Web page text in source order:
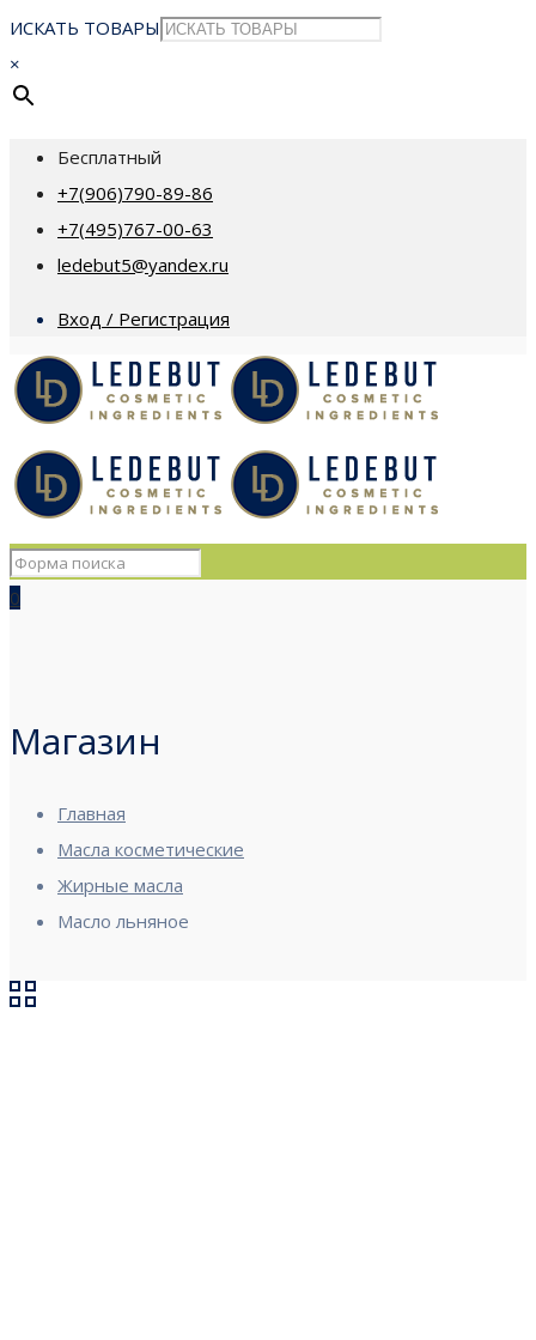
ИСКАТЬ ТОВАРЫ
×
Бесплатный
+7(906)790-89-86
+7(495)767-00-63
ledebut5@yandex.ru
Вход / Регистрация
0
Магазин
Главная
Масла косметические
Жирные масла
Масло льняное